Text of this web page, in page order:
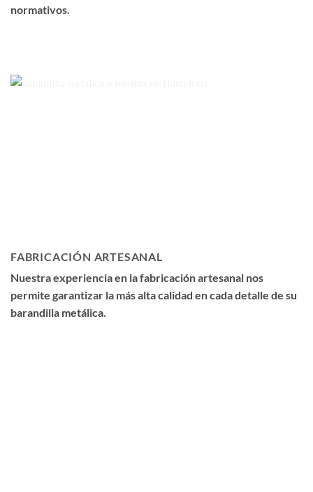
normativos.
FABRICACIÓN ARTESANAL
Nuestra experiencia en la fabricación artesanal nos
permite garantizar la más alta calidad en cada detalle de su
barandilla metálica.